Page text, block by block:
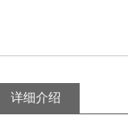
详细介绍